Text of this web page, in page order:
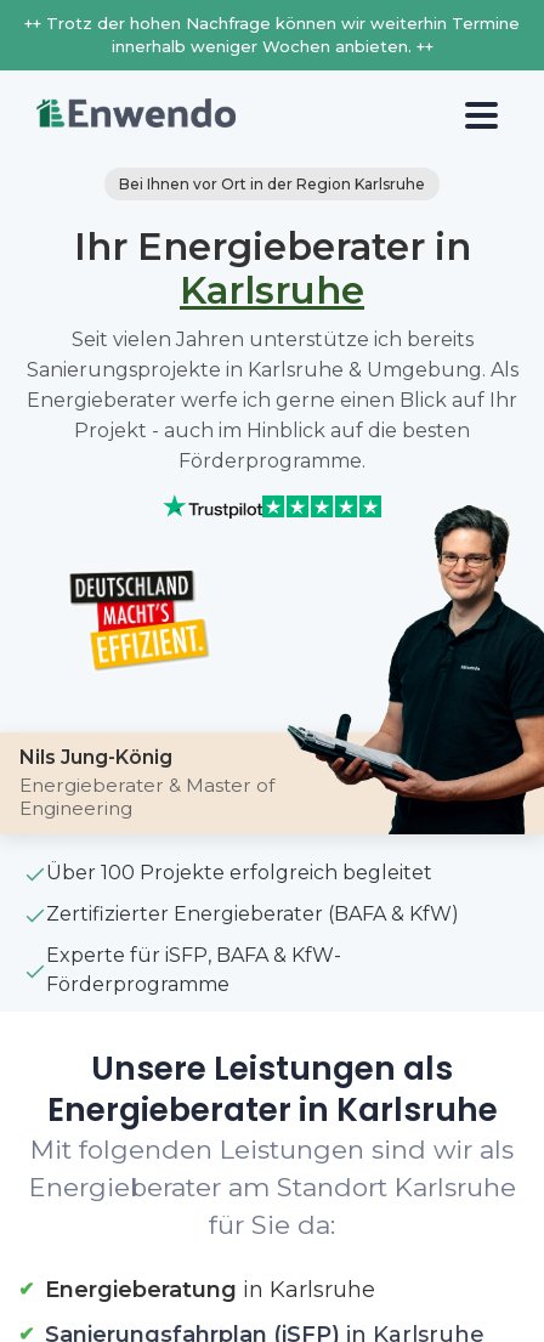
++ Trotz der hohen Nachfrage können wir weiterhin Termine
innerhalb weniger Wochen anbieten. ++
Bei Ihnen vor Ort in der Region Karlsruhe
Ihr Energieberater in
Karlsruhe
Seit vielen Jahren unterstütze ich bereits
Sanierungsprojekte in Karlsruhe & Umgebung. Als
Energieberater werfe ich gerne einen Blick auf Ihr
Projekt - auch im Hinblick auf die besten
Förderprogramme.
Nils Jung-König
Energieberater & Master of
Engineering
Über 100 Projekte erfolgreich begleitet
Zertifizierter Energieberater (BAFA & KfW)
Experte für iSFP, BAFA & KfW-
Förderprogramme
Unsere Leistungen als
Energieberater in Karlsruhe
Mit folgenden Leistungen sind wir als
Energieberater am Standort Karlsruhe
für Sie da:
Energieberatung in Karlsruhe
Sanierungsfahrplan (iSFP) in Karlsruhe